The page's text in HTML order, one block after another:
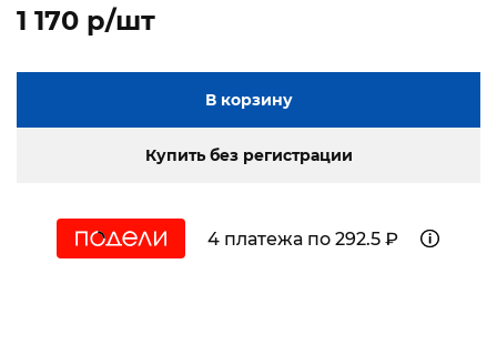
1 170 p/шт
В корзину
Купить без регистрации
4 платежа по 292.5 ₽